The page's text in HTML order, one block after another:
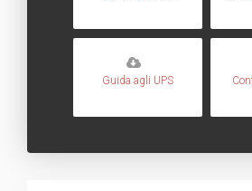
Guida agli UPS